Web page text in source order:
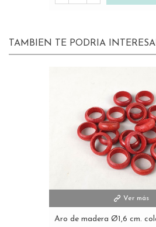
TAMBIEN TE PODRIA
Ver más
Aro de madera Ø1,6 cm.